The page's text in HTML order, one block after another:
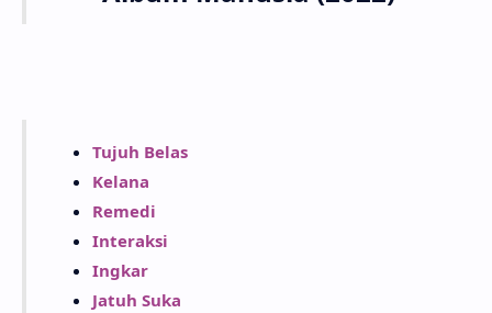
Tujuh Belas
Kelana
Remedi
Interaksi
Ingkar
Jatuh Suka